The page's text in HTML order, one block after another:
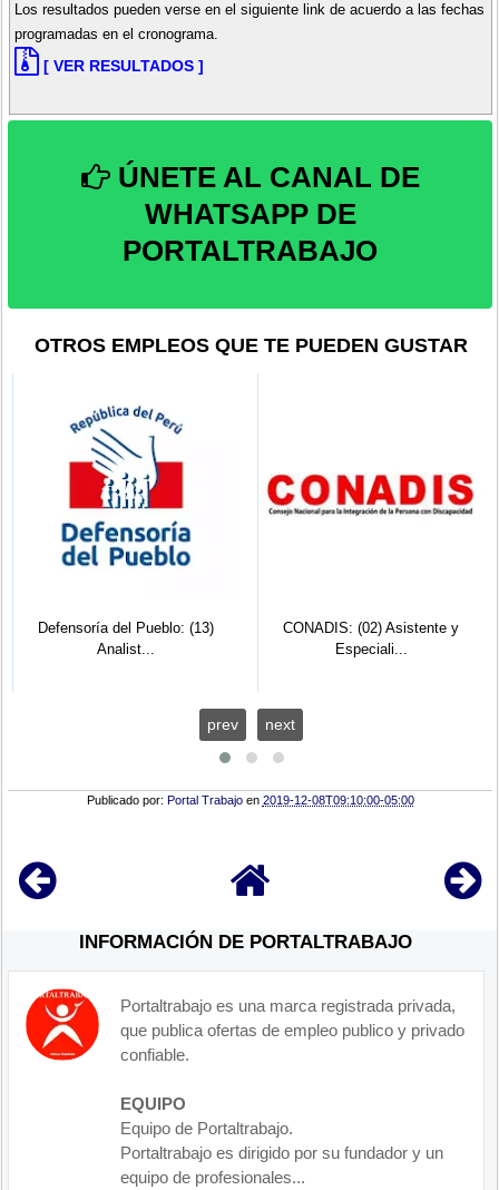
Los resultados pueden verse en el siguiente link de acuerdo a las fechas
programadas en el cronograma.
[ VER RESULTADOS ]
ÚNETE AL CANAL DE
WHATSAPP DE
PORTALTRABAJO
OTROS EMPLEOS QUE TE PUEDEN GUSTAR
Defensoría del Pueblo: (13)
Analist...
CONADIS: (02) Asistente y
Especiali...
prev next
Publicado por: Portal Trabajo en 2019-12-08T09:10:00-05:00
INFORMACIÓN DE PORTALTRABAJO
Portaltrabajo es una marca registrada privada,
que publica ofertas de empleo publico y privado
confiable.
EQUIPO
Equipo de Portaltrabajo.
Portaltrabajo es dirigido por su fundador y un
equipo de profesionales...